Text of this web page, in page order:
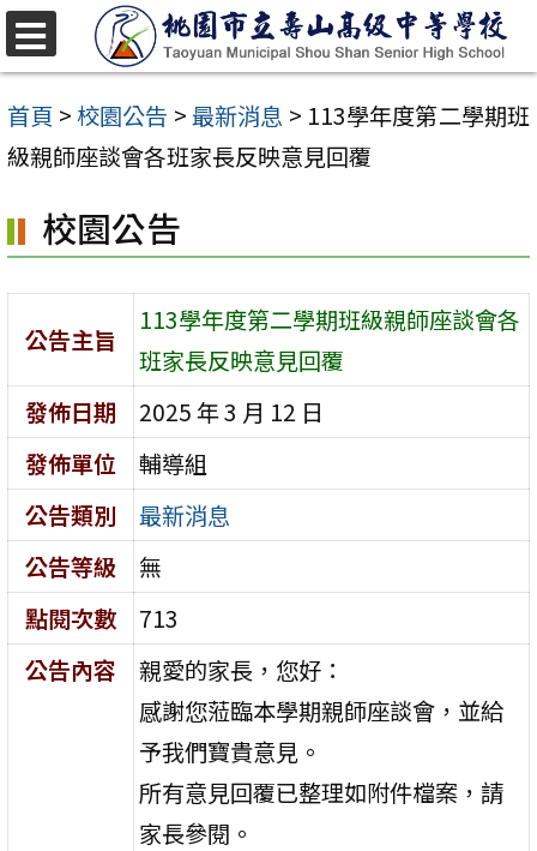
跳
至
主
要
容
區
首頁 >校園公告 >最新消息 > 113學年度第二學期班
級親師座談會各班家長反映意見回覆
校園公告
公告主旨
113學年度第二學期班級親師座談會各
班家長反映意見回覆
發佈日期
2025 年 3 月 12 日
發佈單位
輔導組
公告類別
最新消息
公告等級
無
點閱次數
713
公告內容
親愛的家長，您好：
感謝您蒞臨本學期親師座談會，並給
予我們寶貴意見。
所有意見回覆已整理如附件檔案，請
家長參閱。
選
單